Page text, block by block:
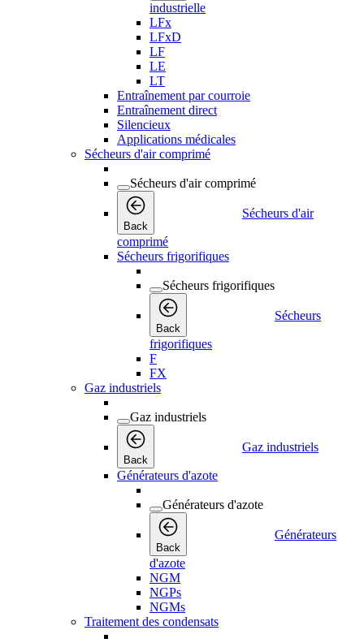
industrielle
LFx
LFxD
LF
LE
LT
Entraînement par courroie
Entraînement direct
Silencieux
Applications médicales
Sécheurs d'air comprimé
Sécheurs d'air comprimé
Back
Sécheurs d'air
comprimé
Sécheurs frigorifiques
Sécheurs frigorifiques
Back
Sécheurs
frigorifiques
F
FX
Gaz industriels
Gaz industriels
Back
Gaz industriels
Générateurs d'azote
Générateurs d'azote
Back
Générateurs
d'azote
NGM
NGPs
NGMs
Traitement des condensats